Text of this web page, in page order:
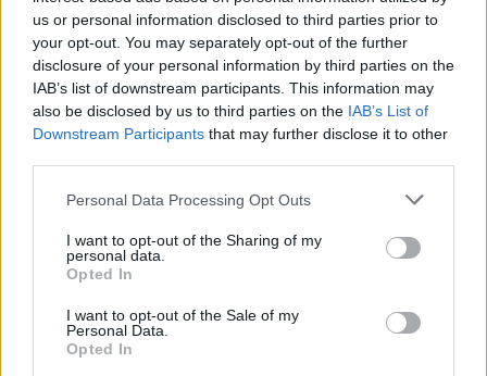
us or personal information disclosed to third parties prior to
your opt-out. You may separately opt-out of the further
disclosure of your personal information by third parties on the
IAB’s list of downstream participants. This information may
also be disclosed by us to third parties on the IAB’s List of
Downstream Participants that may further disclose it to other
Personal Data Processing Opt Outs
I want to opt-out of the Sharing of my
personal data.
Opted In
I want to opt-out of the Sale of my
Personal Data.
Opted In